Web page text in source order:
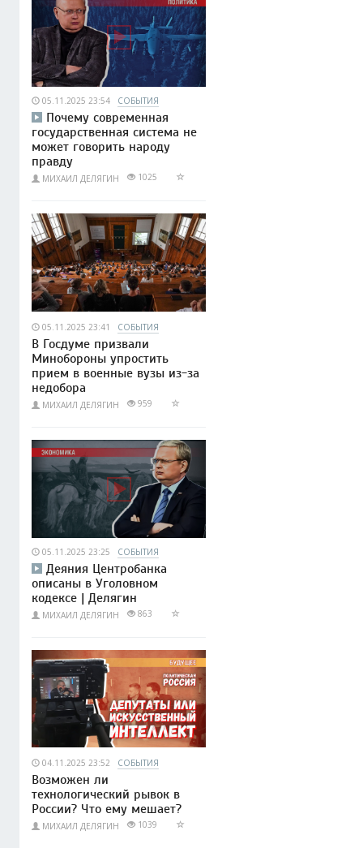
05.11.2025 23:54 СОБЫТИЯ
Почему современная
государственная система не
может говорить народу
правду
МИХАИЛ ДЕЛЯГИН 1025
05.11.2025 23:41 СОБЫТИЯ
В Госдуме призвали
Минобороны упростить
прием в военные вузы из-за
недобора
МИХАИЛ ДЕЛЯГИН 959
05.11.2025 23:25 СОБЫТИЯ
Деяния Центробанка
описаны в Уголовном
кодексе | Делягин
МИХАИЛ ДЕЛЯГИН 863
04.11.2025 23:52 СОБЫТИЯ
Возможен ли
технологический рывок в
России? Что ему мешает?
МИХАИЛ ДЕЛЯГИН 1039